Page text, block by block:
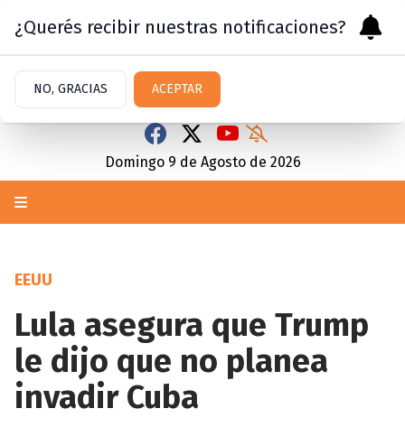
Domingo 9 de Agosto de 2026
EEUU
Lula asegura que Trump
le dijo que no planea
invadir Cuba
¿Querés recibir nuestras notificaciones?
NO, GRACIAS ACEPTAR